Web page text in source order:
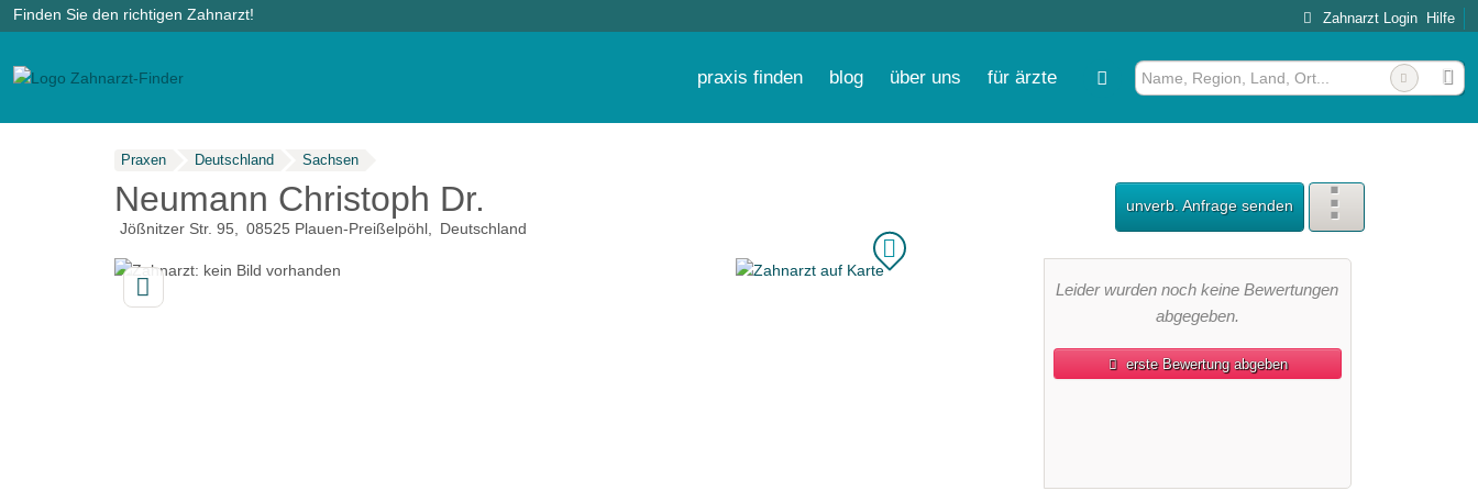
Finden Sie den richtigen Zahnarzt! Zahnarzt Login Hilfe
praxis finden blog über uns für ärzte
Praxen Deutschland Sachsen
Neumann Christoph Dr.
Jößnitzer Str. 95 08525 Plauen-Preißelpöhl Deutschland
unverb. Anfrage senden
Leider wurden noch keine Bewertungen
abgegeben.
erste Bewertung abgeben